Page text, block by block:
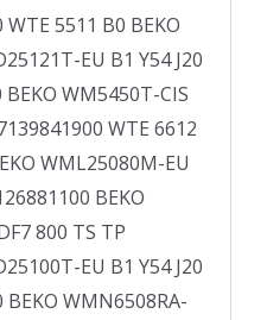
5511 B0 BEKO
EU B1 Y54 J20
WM5450T-CIS
WTE 6612
WML25080M-EU
BEKO
800 TS TP
EU B1 Y54 J20
WMN6508RA-